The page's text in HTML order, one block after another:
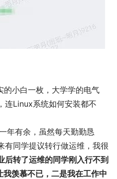
的小白一枚，大学学的电气
连Linux系统如何安装都不
年有余，虽然每天勤勤恳
有同学提议转行做运维，我很
后转了运维的同学刚入行不到
羡慕不已，二是我在工作中